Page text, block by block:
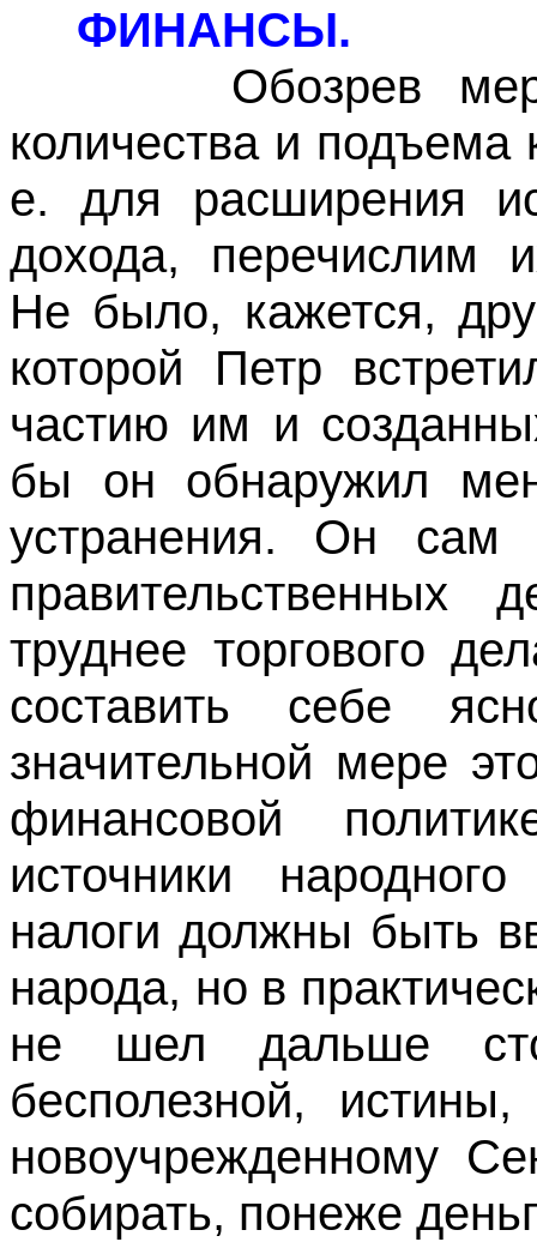
ФИНАНСЫ.
Обозрев меры
количества и подъема
е. для расширения
дохода, перечислим
Не было, кажется,
которой Петр
частию им и
бы он обнаружил
устранения. Он сам
труднее торгового
составить себе
значительной мере
финансовой
источники
налоги должны быть
народа, но в
не шел дальше
бесполезной,
новоучрежденному
собирать, понеже